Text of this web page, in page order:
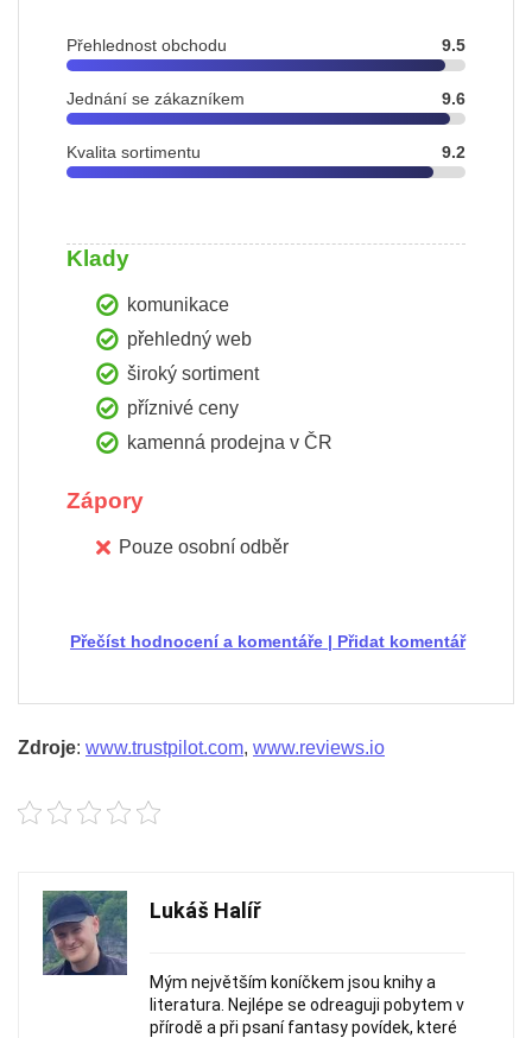
Přehlednost obchodu 9.5
Jednání se zákazníkem 9.6
Kvalita sortimentu 9.2
Klady
komunikace
přehledný web
široký sortiment
příznivé ceny
kamenná prodejna v ČR
Zápory
Pouze osobní odběr
Přidat komentář
|
Přečíst hodnocení a komentáře
Zdroje: www.trustpilot.com, www.reviews.io
Lukáš Halíř
Mým největším koníčkem jsou knihy a
literatura. Nejlépe se odreaguji pobytem v
přírodě a při psaní fantasy povídek, které